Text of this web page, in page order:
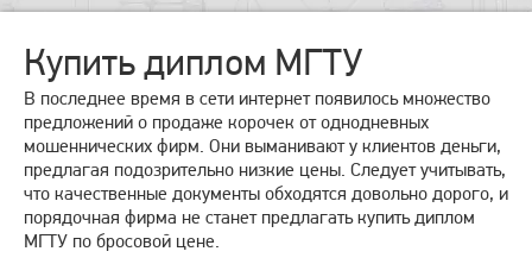
Купить диплом МГТУ
В последнее время в сети интернет появилось множество
предложений о продаже корочек от однодневных
мошеннических фирм. Они выманивают у клиентов деньги,
предлагая подозрительно низкие цены. Следует учитывать,
что качественные документы обходятся довольно дорого, и
порядочная фирма не станет предлагать купить диплом
МГТУ по бросовой цене.